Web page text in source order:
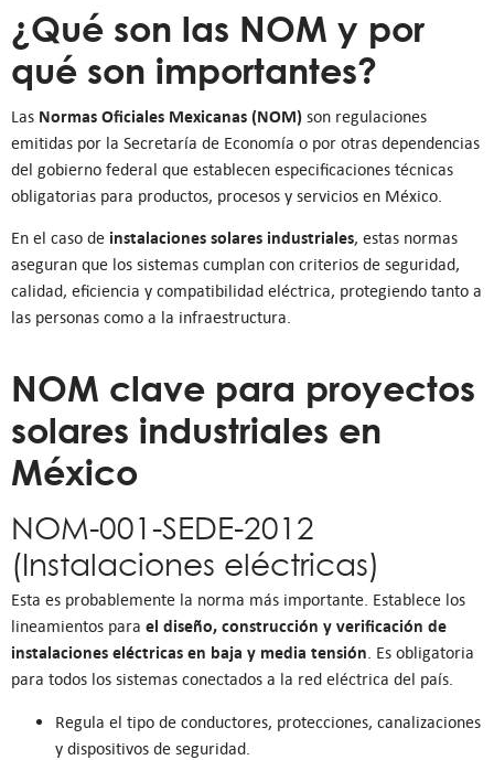
¿Qué son las NOM y por
qué son importantes?
Las Normas Oficiales Mexicanas (NOM) son regulaciones
emitidas por la Secretaría de Economía o por otras dependencias
del gobierno federal que establecen especificaciones técnicas
obligatorias para productos, procesos y servicios en México.
En el caso de instalaciones solares industriales, estas normas
aseguran que los sistemas cumplan con criterios de seguridad,
calidad, eficiencia y compatibilidad eléctrica, protegiendo tanto a
las personas como a la infraestructura.
NOM clave para proyectos
solares industriales en
México
NOM-001-SEDE-2012
(Instalaciones eléctricas)
Esta es probablemente la norma más importante. Establece los
lineamientos para el diseño, construcción y verificación de
instalaciones eléctricas en baja y media tensión. Es obligatoria
para todos los sistemas conectados a la red eléctrica del país.
Regula el tipo de conductores, protecciones, canalizaciones
y dispositivos de seguridad.